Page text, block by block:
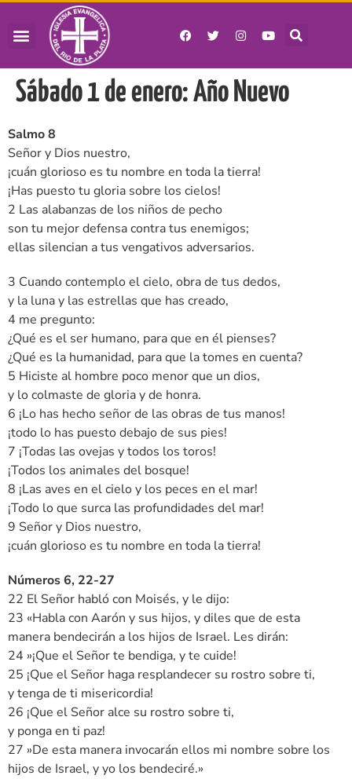
Sábado 1 de enero: Año Nuevo
Salmo 8
Señor y Dios nuestro,
¡cuán glorioso es tu nombre en toda la tierra!
¡Has puesto tu gloria sobre los cielos!
2 Las alabanzas de los niños de pecho
son tu mejor defensa contra tus enemigos;
ellas silencian a tus vengativos adversarios.
3 Cuando contemplo el cielo, obra de tus dedos,
y la luna y las estrellas que has creado,
4 me pregunto:
¿Qué es el ser humano, para que en él pienses?
¿Qué es la humanidad, para que la tomes en cuenta?
5 Hiciste al hombre poco menor que un dios,
y lo colmaste de gloria y de honra.
6 ¡Lo has hecho señor de las obras de tus manos!
¡todo lo has puesto debajo de sus pies!
7 ¡Todas las ovejas y todos los toros!
¡Todos los animales del bosque!
8 ¡Las aves en el cielo y los peces en el mar!
¡Todo lo que surca las profundidades del mar!
9 Señor y Dios nuestro,
¡cuán glorioso es tu nombre en toda la tierra!
Números 6, 22-27
22 El Señor habló con Moisés, y le dijo:
23 «Habla con Aarón y sus hijos, y diles que de esta
manera bendecirán a los hijos de Israel. Les dirán:
24 »¡Que el Señor te bendiga, y te cuide!
25 ¡Que el Señor haga resplandecer su rostro sobre ti,
y tenga de ti misericordia!
26 ¡Que el Señor alce su rostro sobre ti,
y ponga en ti paz!
27 »De esta manera invocarán ellos mi nombre sobre los
hijos de Israel, y yo los bendeciré.»